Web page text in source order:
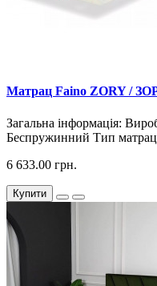
Матрац Faino ZORY /
Загальна інформація:
Беспружинний Тип
6 633.00 грн.
Купити